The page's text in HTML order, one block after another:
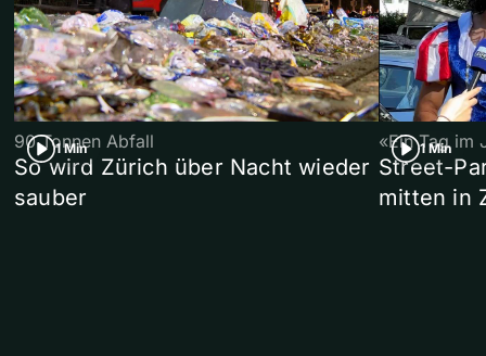
1 Min
90 Tonnen Abfall
So wird Zürich über Nacht wieder
sauber
1 Min
«Ein Tag im
Street-
mitten in